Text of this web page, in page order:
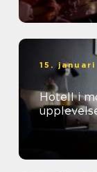
15. januari
Hotell i mora en guide